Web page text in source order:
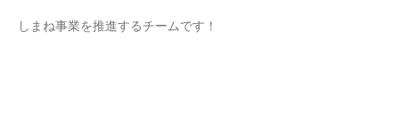
しまね事業を推進するチームです！